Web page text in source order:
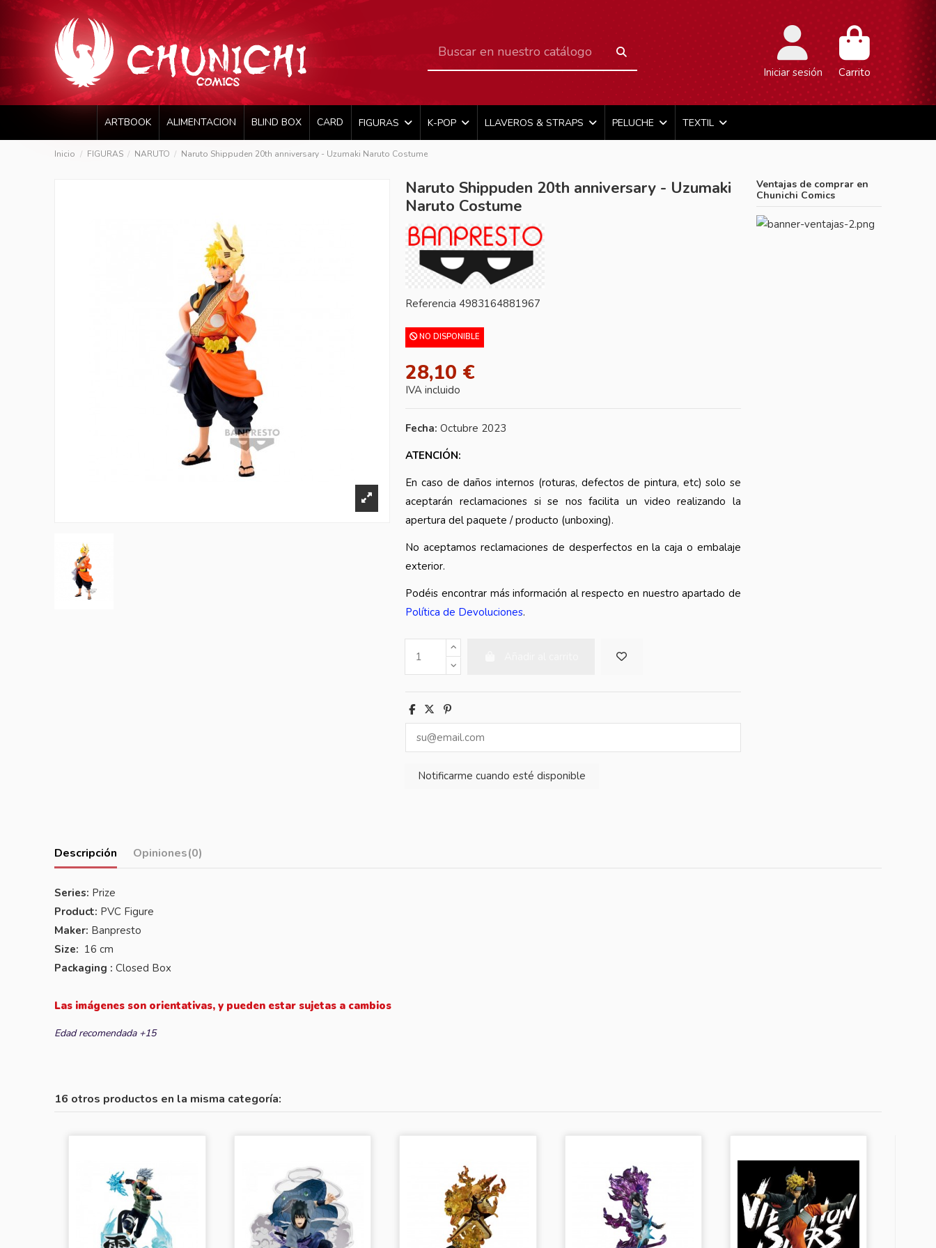
Iniciar sesión Carrito
ARTBOOK ALIMENTACION BLIND BOX CARD FIGURAS K-POP LLAVEROS & STRAPS PELUCHE TEXTIL
Inicio FIGURAS NARUTO Naruto Shippuden 20th anniversary - Uzumaki Naruto Costume
Naruto Shippuden 20th anniversary - Uzumaki
Naruto Costume
Referencia 4983164881967
NO DISPONIBLE
28,10 €
IVA incluido
Fecha: Octubre 2023
ATENCIÓN:
En caso de daños internos (roturas, defectos de pintura, etc) solo se
aceptarán reclamaciones si se nos facilita un video realizando la
apertura del paquete / producto (unboxing).
No aceptamos reclamaciones de desperfectos en la caja o embalaje
exterior.
Podéis encontrar más información al respecto en nuestro apartado de
Política de Devoluciones.
Ventajas de comprar en
Chunichi Comics
Descripción Opiniones(0)
Series: Prize
Product: PVC Figure
Maker: Banpresto
Size: 16 cm
Packaging : Closed Box
Las imágenes son orientativas, y pueden estar sujetas a cambios
Edad recomendada +15
16 otros productos en la misma categoría: